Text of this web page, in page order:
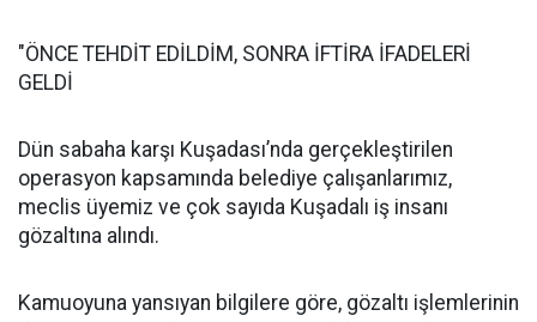
"ÖNCE TEHDİT EDİLDİM, SONRA İFTİRA İFADELERİ
GELDİ
Dün sabaha karşı Kuşadası’nda gerçekleştirilen
operasyon kapsamında belediye çalışanlarımız,
meclis üyemiz ve çok sayıda Kuşadalı iş insanı
gözaltına alındı.
Kamuoyuna yansıyan bilgilere göre, gözaltı işlemlerinin